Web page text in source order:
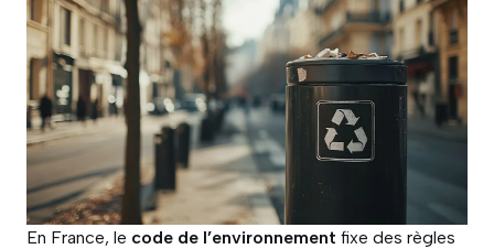
En France, le code de l’environnement fixe des règles